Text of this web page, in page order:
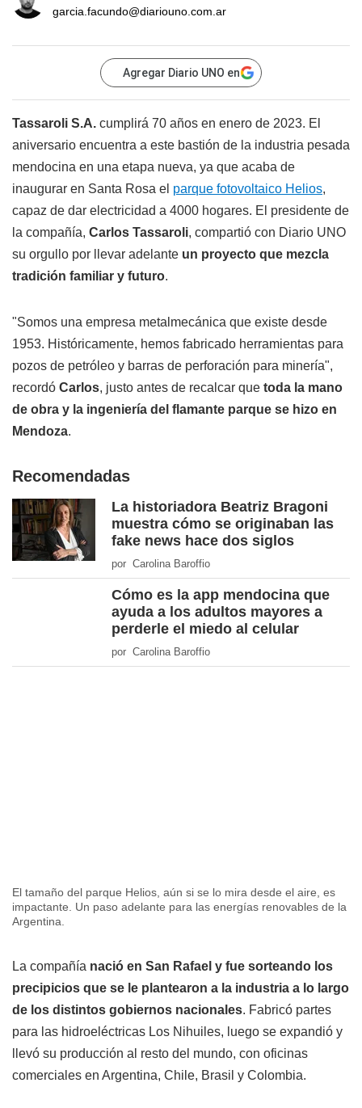
garcia.facundo@diariouno.com.ar
Agregar Diario UNO en
Tassaroli S.A. cumplirá 70 años en enero de 2023. El
aniversario encuentra a este bastión de la industria pesada
mendocina en una etapa nueva, ya que acaba de
inaugurar en Santa Rosa el parque fotovoltaico Helios,
capaz de dar electricidad a 4000 hogares. El presidente de
la compañía, Carlos Tassaroli, compartió con Diario UNO
su orgullo por llevar adelante un proyecto que mezcla
tradición familiar y futuro.
"Somos una empresa metalmecánica que existe desde
1953. Históricamente, hemos fabricado herramientas para
pozos de petróleo y barras de perforación para minería",
recordó Carlos, justo antes de recalcar que toda la mano
de obra y la ingeniería del flamante parque se hizo en
Mendoza.
Recomendadas
La historiadora Beatriz Bragoni
muestra cómo se originaban las
fake news hace dos siglos
por Carolina Baroffio
Cómo es la app mendocina que
ayuda a los adultos mayores a
perderle el miedo al celular
por Carolina Baroffio
El tamaño del parque Helios, aún si se lo mira desde el aire, es
impactante. Un paso adelante para las energías renovables de la
Argentina.
La compañía nació en San Rafael y fue sorteando los
precipicios que se le plantearon a la industria a lo largo
de los distintos gobiernos nacionales. Fabricó partes
para las hidroeléctricas Los Nihuiles, luego se expandió y
llevó su producción al resto del mundo, con oficinas
comerciales en Argentina, Chile, Brasil y Colombia.